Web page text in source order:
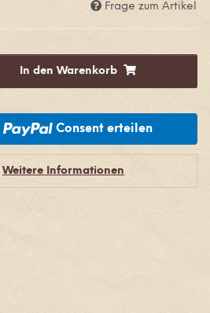
Frage zum Artikel
In den Warenkorb
Consent erteilen
Weitere Informationen